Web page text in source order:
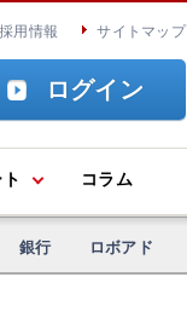
採用情報 サイトマップ
ログイン
コラム
銀行 ロボアド